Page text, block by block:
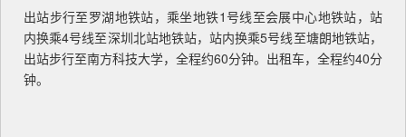
出站步行至罗湖地铁站，乘坐地铁1号线至会展中心地铁站，站
内换乘4号线至深圳北站地铁站，站内换乘5号线至塘朗地铁站，
出站步行至南方科技大学，全程约60分钟。出租车，全程约40分
钟。